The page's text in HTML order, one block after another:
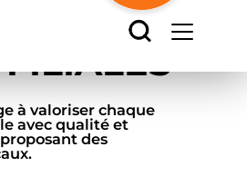
à valoriser chaque
avec qualité et
des